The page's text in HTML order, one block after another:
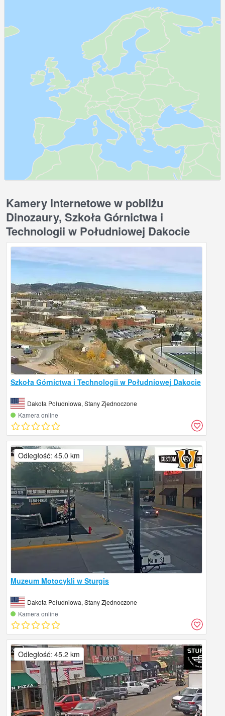
Kamery internetowe w pobliżu
Dinozaury, Szkoła Górnictwa i
Technologii w Południowej Dakocie
Szkoła Górnictwa i Technologii w Południowej Dakocie
Dakota Południowa, Stany Zjednoczone
Kamera online
Muzeum Motocykli w Sturgis
Dakota Południowa, Stany Zjednoczone
Kamera online
Odległość: 45.0 km
Odległość: 45.2 km